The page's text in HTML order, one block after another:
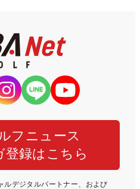
フニュース
登録はこちら
ルデジタルパートナー、および